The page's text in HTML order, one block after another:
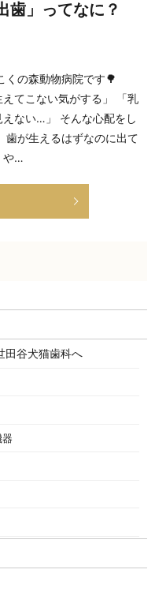
歯」ってなに？
くの森動物病院です🌳
えてこない気がする」 「乳
ない…」 そんな心配をし
歯が生えるはずなのに出て
や…
田谷犬猫歯科へ